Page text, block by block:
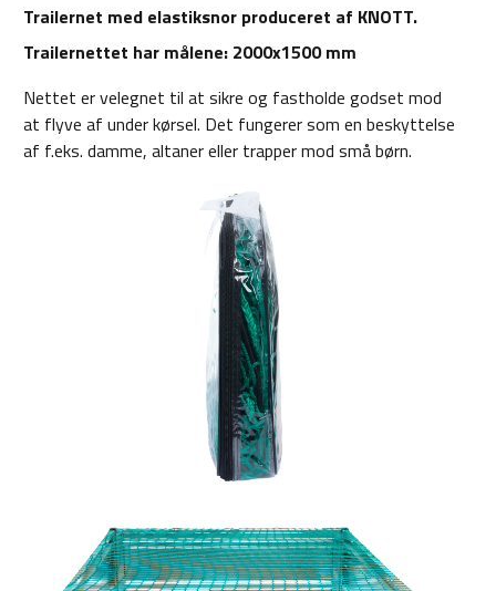
Trailernet med elastiksnor produceret af KNOTT.
Trailernettet har målene: 2000x1500 mm
Nettet er velegnet til at sikre og fastholde godset mod
at flyve af under kørsel. Det fungerer som en beskyttelse
af f.eks. damme, altaner eller trapper mod små børn.